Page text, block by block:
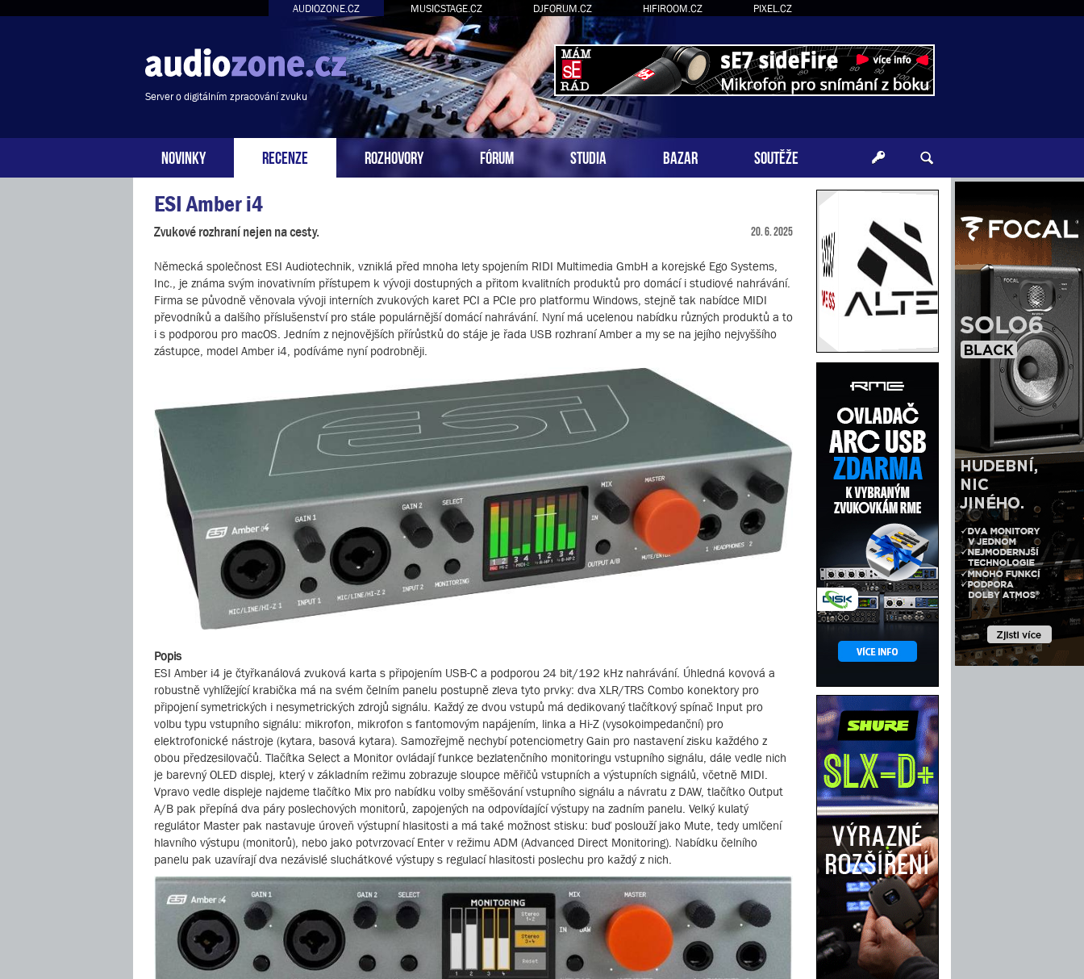
AUDIOZONE.CZ MUSICSTAGE.CZ DJFORUM.CZ HIFIROOM.CZ PIXEL.CZ
Server o digitálním zpracování zvuku
NOVINKY RECENZE ROZHOVORY FÓRUM STUDIA BAZAR SOUTĚŽE
ESI Amber i4
Zvukové rozhraní nejen na cesty. 20. 6. 2025
Německá společnost ESI Audiotechnik, vzniklá před mnoha lety spojením RIDI Multimedia GmbH a korejské Ego Systems,
Inc., je známa svým inovativním přístupem k vývoji dostupných a přitom kvalitních produktů pro domácí i studiové nahrávání.
Firma se původně věnovala vývoji interních zvukových karet PCI a PCIe pro platformu Windows, stejně tak nabídce MIDI
převodníků a dalšího příslušenství pro stále populárnější domácí nahrávání. Nyní má ucelenou nabídku různých produktů a to
i s podporou pro macOS. Jedním z nejnovějších přírůstků do stáje je řada USB rozhraní Amber a my se na jejího nejvyššího
zástupce, model Amber i4, podíváme nyní podrobněji.
Popis
ESI Amber i4 je čtyřkanálová zvuková karta s připojením USB-C a podporou 24 bit/192 kHz nahrávání. Úhledná kovová a
robustně vyhlížející krabička má na svém čelním panelu postupně zleva tyto prvky: dva XLR/TRS Combo konektory pro
připojení symetrických i nesymetrických zdrojů signálu. Každý ze dvou vstupů má dedikovaný tlačítkový spínač Input pro
volbu typu vstupního signálu: mikrofon, mikrofon s fantomovým napájením, linka a Hi-Z (vysokoimpedanční) pro
elektrofonické nástroje (kytara, basová kytara). Samozřejmě nechybí potenciometry Gain pro nastavení zisku každého z
obou předzesilovačů. Tlačítka Select a Monitor ovládají funkce bezlatenčního monitoringu vstupního signálu, dále vedle nich
je barevný OLED displej, který v základním režimu zobrazuje sloupce měřičů vstupních a výstupních signálů, včetně MIDI.
Vpravo vedle displeje najdeme tlačítko Mix pro nabídku volby směšování vstupního signálu a návratu z DAW, tlačítko Output
A/B pak přepíná dva páry poslechových monitorů, zapojených na odpovídající výstupy na zadním panelu. Velký kulatý
regulátor Master pak nastavuje úroveň výstupní hlasitosti a má také možnost stisku: buď poslouží jako Mute, tedy umlčení
hlavního výstupu (monitorů), nebo jako potvrzovací Enter v režimu ADM (Advanced Direct Monitoring). Nabídku čelního
panelu pak uzavírají dva nezávislé sluchátkové výstupy s regulací hlasitosti poslechu pro každý z nich.